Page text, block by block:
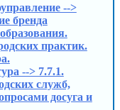
-->
бренда
практик.
--> 7.7.1.
служб,
досуга и